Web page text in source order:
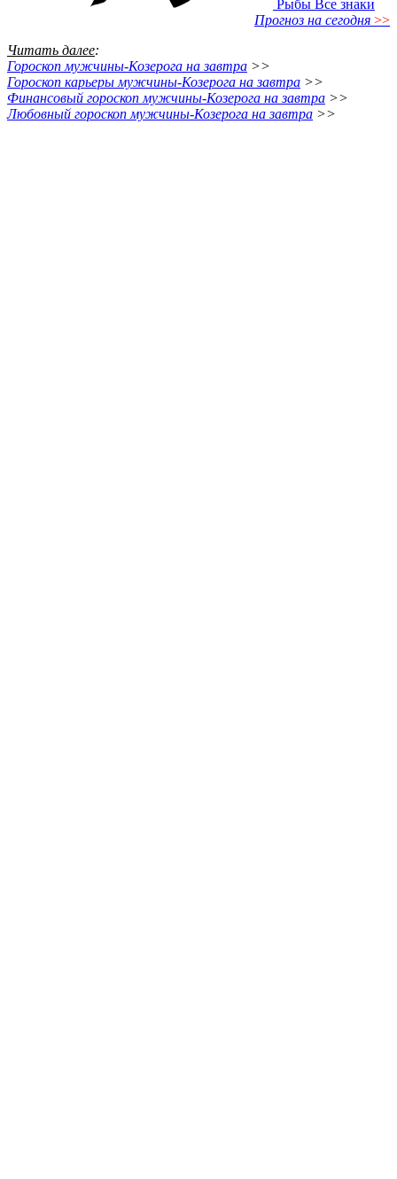
Рыбы Все знаки
Прогноз на сегодня >>
Читать далее:
Гороскоп мужчины-Козерога на завтра >>
Гороскоп карьеры мужчины-Козерога на завтра >>
Финансовый гороскоп мужчины-Козерога на завтра >>
Любовный гороскоп мужчины-Козерога на завтра >>